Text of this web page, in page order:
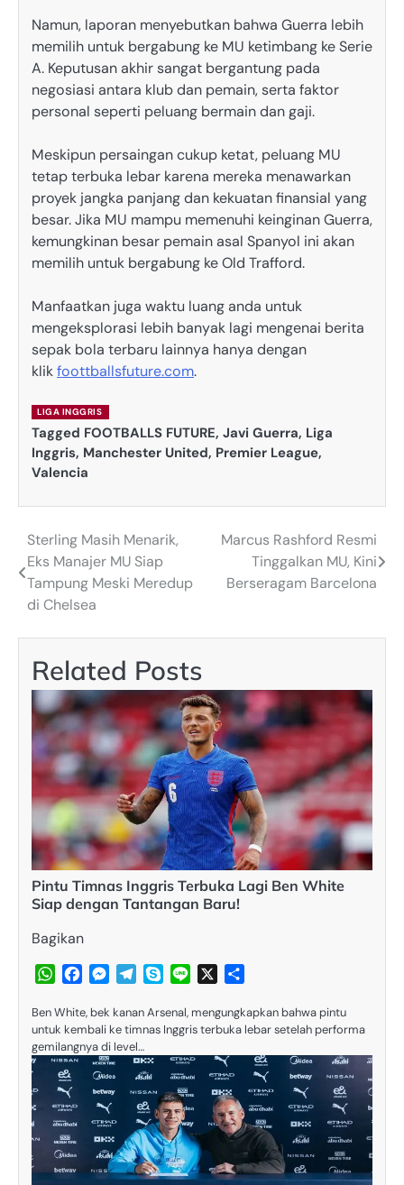
Namun, laporan menyebutkan bahwa Guerra lebih
memilih untuk bergabung ke MU ketimbang ke Serie
A. Keputusan akhir sangat bergantung pada
negosiasi antara klub dan pemain, serta faktor
personal seperti peluang bermain dan gaji.
Meskipun persaingan cukup ketat, peluang MU
tetap terbuka lebar karena mereka menawarkan
proyek jangka panjang dan kekuatan finansial yang
besar. Jika MU mampu memenuhi keinginan Guerra,
kemungkinan besar pemain asal Spanyol ini akan
memilih untuk bergabung ke Old Trafford.
Manfaatkan juga waktu luang anda untuk
mengeksplorasi lebih banyak lagi mengenai berita
sepak bola terbaru lainnya hanya dengan
klikfoottballsfuture.com.
LIGA INGGRIS
Tagged FOOTBALLS FUTURE, Javi Guerra, Liga
Inggris, Manchester United, Premier League,
Valencia
Post
navigation
Sterling Masih Menarik,
Eks Manajer MU Siap
Tampung Meski Meredup
di Chelsea
Marcus Rashford Resmi
Tinggalkan MU, Kini
Berseragam Barcelona
Related Posts
Pintu Timnas Inggris Terbuka Lagi Ben White
Siap dengan Tantangan Baru!
Bagikan
WhatsApp
FacebookMessenger
TelegramSkypeLine
Ben White, bek kanan Arsenal, mengungkapkan bahwa pintu
untuk kembali ke timnas Inggris terbuka lebar setelah performa
gemilangnya di level…